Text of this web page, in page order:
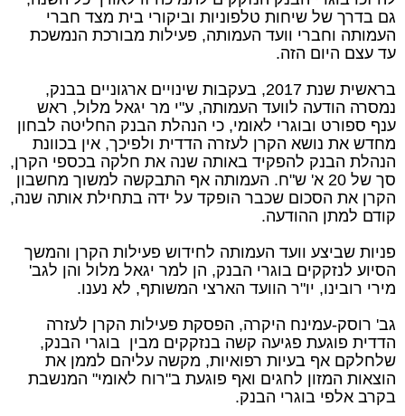
גם בדרך של שיחות טלפוניות וביקורי בית מצד חברי
העמותה וחברי וועד העמותה, פעילות מבורכת הנמשכת
עד עצם היום הזה.
בראשית שנת 2017, בעקבות שינויים ארגוניים בבנק,
נמסרה הודעה לוועד העמותה, ע"י מר יגאל מלול, ראש
ענף ספורט ובוגרי לאומי, כי הנהלת הבנק החליטה לבחון
מחדש את נושא הקרן לעזרה הדדית ולפיכך, אין בכוונת
הנהלת הבנק להפקיד באותה שנה את חלקה בכספי הקרן,
סך של 20 א' ש"ח. העמותה אף התבקשה למשוך מחשבון
הקרן את הסכום שכבר הופקד על ידה בתחילת אותה שנה,
קודם למתן ההודעה.
פניות שביצע וועד העמותה לחידוש פעילות הקרן והמשך
הסיוע לנזקקים בוגרי הבנק, הן למר יגאל מלול והן לגב'
מירי רובינו, יו"ר הוועד הארצי המשותף, לא נענו.
גב' רוסק-עמינח היקרה, הפסקת פעילות הקרן לעזרה
הדדית פוגעת פגיעה קשה בנזקקים מבין בוגרי הבנק,
שלחלקם אף בעיות רפואיות, מקשה עליהם לממן את
הוצאות המזון לחגים ואף פוגעת ב"רוח לאומי" המנשבת
בקרב אלפי בוגרי הבנק.